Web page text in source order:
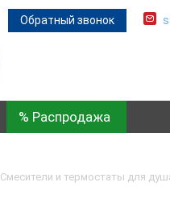
Обратный звонок
% Распродажа
Смесители и термостаты для